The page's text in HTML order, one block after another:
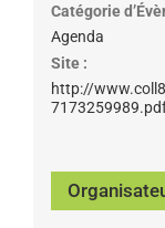
Catégorie
Agenda
Site :
http://